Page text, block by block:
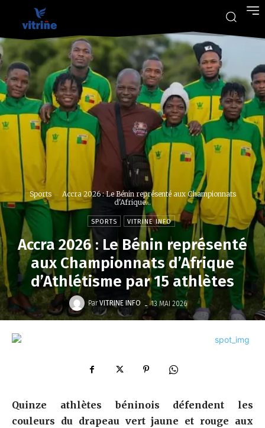
Sports
Accra 2026 : Le Bénin représenté aux Championnats
d'Afrique...
SPORTS VITRINE INFO
Accra 2026 : Le Bénin représenté
aux Championnats d’Afrique
d’Athlétisme par 15 athlètes
Par VITRINE INFO - 13 MAI 2026
Quinze athlètes béninois défendent les
couleurs du drapeau vert jaune et rouge aux